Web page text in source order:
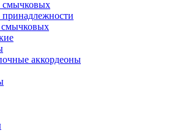
смычковых
аккордеоны